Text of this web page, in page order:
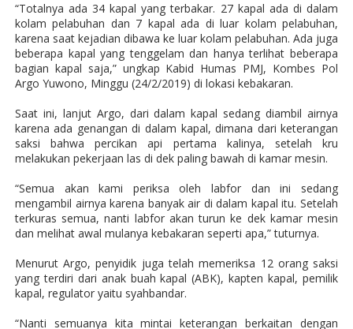
“Totalnya ada 34 kapal yang terbakar. 27 kapal ada di dalam
kolam pelabuhan dan 7 kapal ada di luar kolam pelabuhan,
karena saat kejadian dibawa ke luar kolam pelabuhan. Ada juga
beberapa kapal yang tenggelam dan hanya terlihat beberapa
bagian kapal saja,” ungkap Kabid Humas PMJ, Kombes Pol
Argo Yuwono, Minggu (24/2/2019) di lokasi kebakaran.
Saat ini, lanjut Argo, dari dalam kapal sedang diambil airnya
karena ada genangan di dalam kapal, dimana dari keterangan
saksi bahwa percikan api pertama kalinya, setelah kru
melakukan pekerjaan las di dek paling bawah di kamar mesin.
“Semua akan kami periksa oleh labfor dan ini sedang
mengambil airnya karena banyak air di dalam kapal itu. Setelah
terkuras semua, nanti labfor akan turun ke dek kamar mesin
dan melihat awal mulanya kebakaran seperti apa,” tuturnya.
Menurut Argo, penyidik juga telah memeriksa 12 orang saksi
yang terdiri dari anak buah kapal (ABK), kapten kapal, pemilik
kapal, regulator yaitu syahbandar.
“Nanti semuanya kita mintai keterangan berkaitan dengan